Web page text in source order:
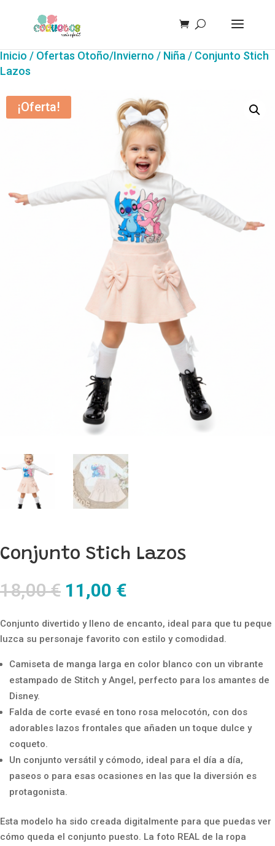
Inicio / Ofertas Otoño/Invierno / Niña / Conjunto Stich
Lazos
¡Oferta!
Conjunto Stich Lazos
18,00€ El
precio
original
era:
18,00 €.
11,00 €
actual
es:
11,00 €.
Conjunto divertido y lleno de encanto, ideal para que tu peque
luzca su personaje favorito con estilo y comodidad.
Camiseta de manga larga en color blanco con un vibrante
estampado de Stitch y Angel, perfecto para los amantes de
Disney.
Falda de corte evasé en tono rosa melocotón, con dos
adorables lazos frontales que añaden un toque dulce y
coqueto.
Un conjunto versátil y cómodo, ideal para el día a día,
paseos o para esas ocasiones en las que la diversión es
protagonista.
Esta modelo ha sido creada digitalmente para que puedas ver
cómo queda el conjunto puesto. La foto REAL de la ropa